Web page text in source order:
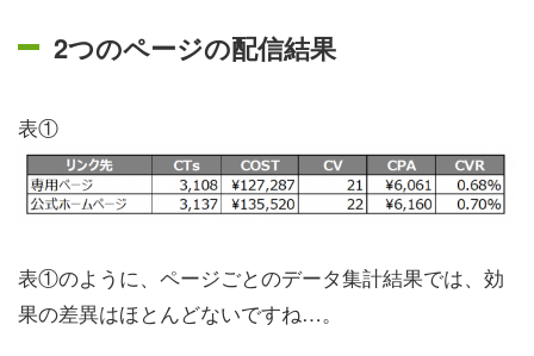
2つのページの配信結果
表①
表①のように、ページごとのデータ集計結果では、効
果の差異はほとんどないですね…。